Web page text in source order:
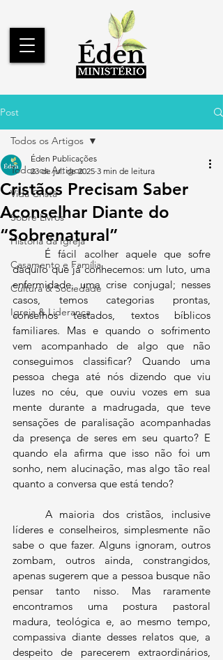
Post
Todos os Artigos
Vida Cristã
Sobre Livros
História da Igreja
Casamento e Família
Cultura & Sociedade
Igreja & Liderança
Todos os Artigos
Cristãos Precisam Saber
Aconselhar Diante do
“Sobrenatural”
Éden Publicações
23 de jul. de 2025 3 min de leitura
daquilo que já conhecemos: um luto, uma
enfermidade, uma crise conjugal; nesses
casos, temos categorias prontas,
conselhos testados, textos bíblicos
familiares. Mas e quando o sofrimento
vem acompanhado de algo que não
conseguimos classificar? Quando uma
pessoa chega até nós dizendo que viu
luzes no céu, que ouviu vozes em sua
mente durante a madrugada, que teve
sensações de paralisação acompanhadas
da presença de seres em seu quarto? E
quando ela afirma que isso não foi um
sonho, nem alucinação, mas algo tão real
quanto a conversa que está tendo?
líderes e conselheiros, simplesmente não
sabe o que fazer. Alguns ignoram, outros
zombam, outros ainda, constrangidos,
apenas sugerem que a pessoa busque não
pensar tanto nisso. Mas raramente
encontramos uma postura pastoral
madura, teológica e, ao mesmo tempo,
compassiva diante desses relatos que, a
despeito de parecerem extraordinários,